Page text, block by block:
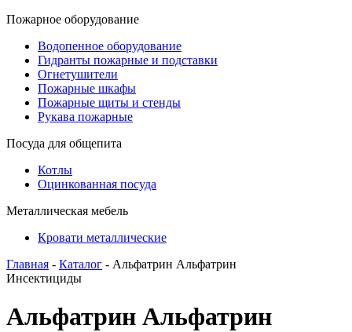
Пожарное оборудование
Водопенное оборудование
Гидранты пожарные и подставки
Огнетушители
Пожарные шкафы
Пожарные щиты и стенды
Рукава пожарные
Посуда для общепита
Котлы
Оцинкованная посуда
Металлическая мебель
Кровати металлические
Главная - Каталог - Альфатрин Альфатрин
Инсектициды
Альфатрин Альфатрин